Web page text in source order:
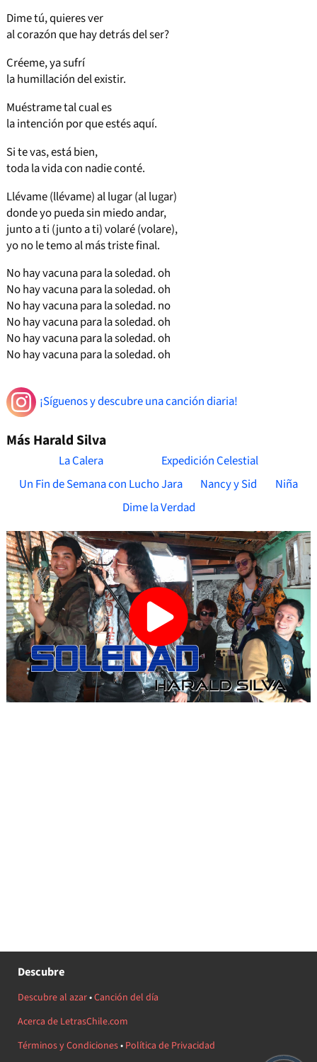
Dime tú, quieres ver
al corazón que hay detrás del ser?
Créeme, ya sufrí
la humillación del existir.
Muéstrame tal cual es
la intención por que estés aquí.
Si te vas, está bien,
toda la vida con nadie conté.
Llévame (llévame) al lugar (al lugar)
donde yo pueda sin miedo andar,
junto a ti (junto a ti) volaré (volare),
yo no le temo al más triste final.
No hay vacuna para la soledad. oh
No hay vacuna para la soledad. oh
No hay vacuna para la soledad. no
No hay vacuna para la soledad. oh
No hay vacuna para la soledad. oh
No hay vacuna para la soledad. oh
¡Síguenos y descubre una canción diaria!
Más Harald Silva
La Calera
Expedición Celestial
Un Fin de Semana con Lucho Jara
Nancy y Sid
Niña
Dime la Verdad
Descubre
Descubre al azar•Canción del día
Acerca de LetrasChile.com
Términos y Condiciones• Política de Privacidad